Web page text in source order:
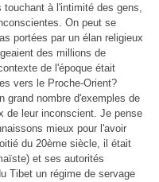
à l'intimité des gens,
On peut se
portées par un élan religieux
des millions de
de l'époque était
vers le Proche-Orient?
grand nombre d'exemples de
de leur inconscient. Je pense
mieux pour l'avoir
du 20ème siècle, il était
et ses autorités
Tibet un régime de servage